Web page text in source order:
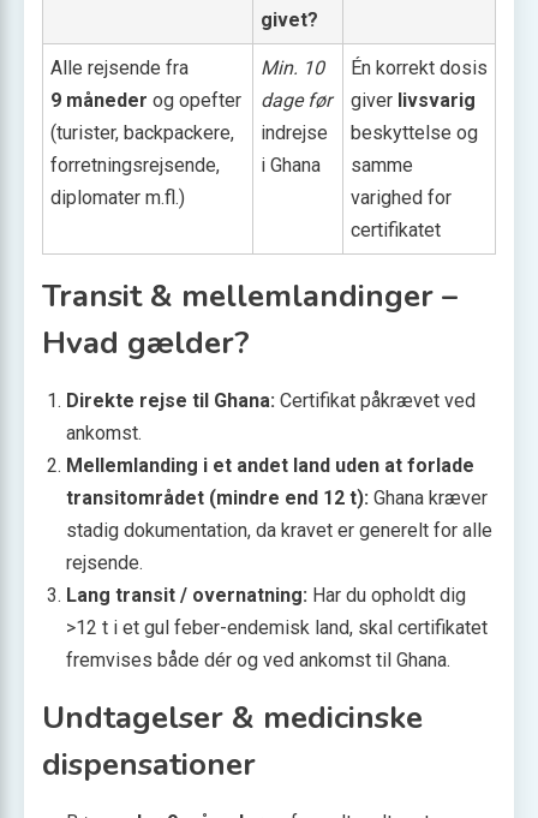
givet?
Alle rejsende fra
9 måneder og opefter
(turister, backpackere,
forretningsrejsende,
diplomater m.fl.)
Min. 10
dage før
indrejse
i Ghana
Én korrekt dosis
giver livsvarig
beskyttelse og
samme
varighed for
certifikatet
Transit & mellemlandinger –
Hvad gælder?
Direkte rejse til Ghana: Certifikat påkrævet ved
ankomst.
Mellemlanding i et andet land uden at forlade
transitområdet (mindre end 12 t): Ghana kræver
stadig dokumentation, da kravet er generelt for alle
rejsende.
Lang transit / overnatning: Har du opholdt dig
>12 t i et gul feber-endemisk land, skal certifikatet
fremvises både dér og ved ankomst til Ghana.
Undtagelser & medicinske
dispensationer